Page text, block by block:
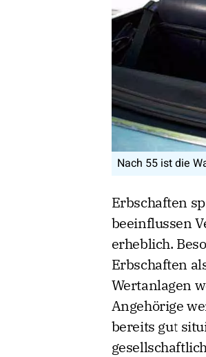
Nach 55 ist die
Erbschaften
beeinflussen
erheblich.
Erbschaften
Wertanlagen
Angehörige
bereits gut